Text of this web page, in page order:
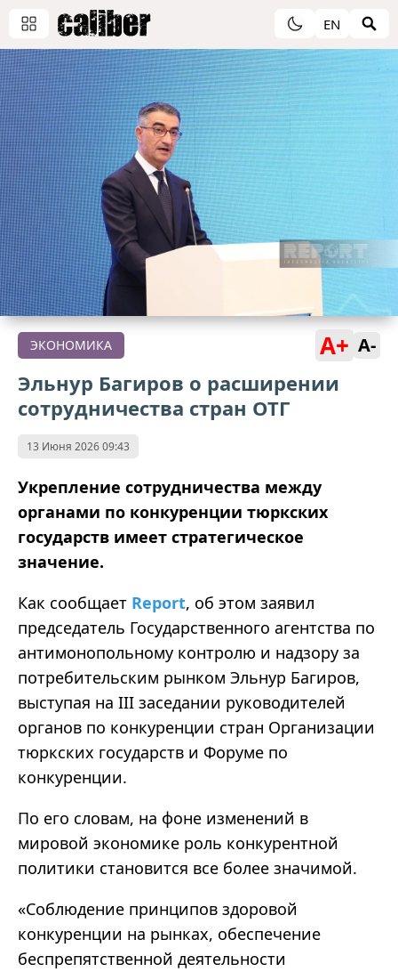
EN
ЭКОНОМИКА A+ A-
Эльнур Багиров о расширении
сотрудничества стран ОТГ
13 Июня 2026 09:43
Укрепление сотрудничества между
органами по конкуренции тюркских
государств имеет стратегическое
значение.
Как сообщает Report, об этом заявил
председатель Государственного агентства по
антимонопольному контролю и надзору за
потребительским рынком Эльнур Багиров,
выступая на III заседании руководителей
органов по конкуренции стран Организации
тюркских государств и Форуме по
конкуренции.
По его словам, на фоне изменений в
мировой экономике роль конкурентной
политики становится все более значимой.
«Соблюдение принципов здоровой
конкуренции на рынках, обеспечение
беспрепятственной деятельности